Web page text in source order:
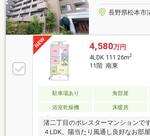
長野県松本市
4,580万円
4LDK 111.26m2
11階 南東
駐車場あり 角部屋
浴室乾燥機
床暖房
渚二丁目のポレスターマンションで
４LDK。陽当たり風通し良好なお部